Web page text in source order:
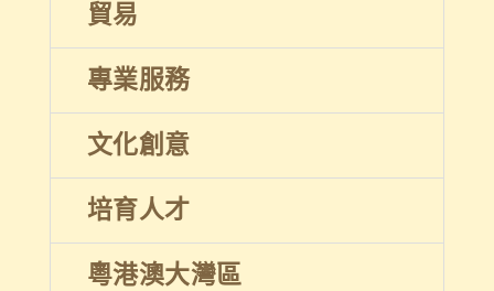
貿易
專業服務
文化創意
培育人才
粵港澳大灣區